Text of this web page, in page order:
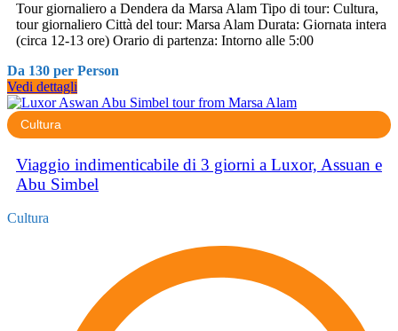
Tour giornaliero a Dendera da Marsa Alam Tipo di tour: Cultura,
tour giornaliero Città del tour: Marsa Alam Durata: Giornata intera
(circa 12-13 ore) Orario di partenza: Intorno alle 5:00
Da 130 per Person
Vedi dettagli
Cultura
Viaggio indimenticabile di 3 giorni a Luxor, Assuan e
Abu Simbel
Cultura